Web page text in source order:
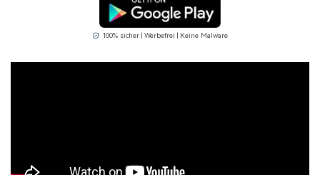
100% sicher | Werbefrei | Keine Malware